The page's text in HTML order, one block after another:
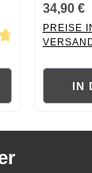
34,90 €
PREISE
IN